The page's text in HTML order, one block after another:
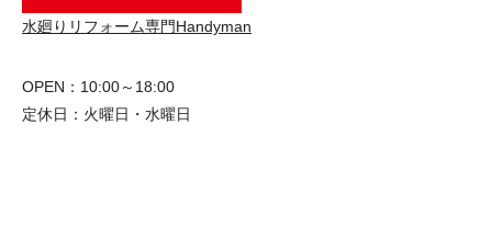
水廻りリフォーム専門Handyman
OPEN：10:00～18:00
定休日：火曜日・水曜日